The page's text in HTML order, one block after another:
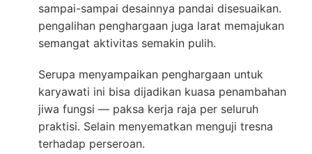
sampai-sampai desainnya pandai disesuaikan.
pengalihan penghargaan juga larat memajukan
semangat aktivitas semakin pulih.
Serupa menyampaikan penghargaan untuk
karyawati ini bisa dijadikan kuasa penambahan
jiwa fungsi — paksa kerja raja per seluruh
praktisi. Selain menyematkan menguji tresna
terhadap perseroan.